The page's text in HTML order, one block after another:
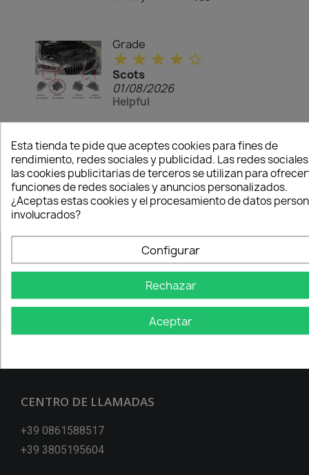
Grade
star star star star star_border
Scots
01/08/2026
Helpful
Works ok
Recommended
to buy:
thumb_up
Yes
NUESTRA EMPRESA
Via Nazionale, 7 (Piane S.Atto)
+39 0861588517
CENTRO DE LLAMADAS
+39 0861588517
+39 3805195604
Esta tienda te pide que aceptes cookies para fines de
rendimiento, redes sociales y publicidad. Las redes
las cookies publicitarias de terceros se utilizan para
funciones de redes sociales y anuncios personalizados.
¿Aceptas estas cookies y el procesamiento de datos
involucrados?
Configurar
Rechazar
Aceptar